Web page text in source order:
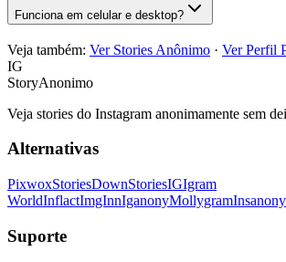
Funciona em celular e desktop?
Veja também: Ver Stories Anônimo · Ver Perfil
IG
StoryAnonimo
Veja stories do Instagram anonimamente sem
Alternativas
PixwoxStoriesDownStoriesIGIgram
WorldInflactImgInnIganonyMollygramInsanony
Suporte